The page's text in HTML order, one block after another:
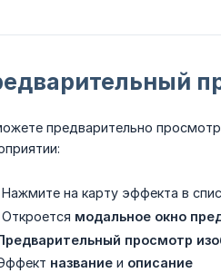
предварительно
Нажмите на карту эффекта в
Откроется модальное окно
просмотр
название и описание